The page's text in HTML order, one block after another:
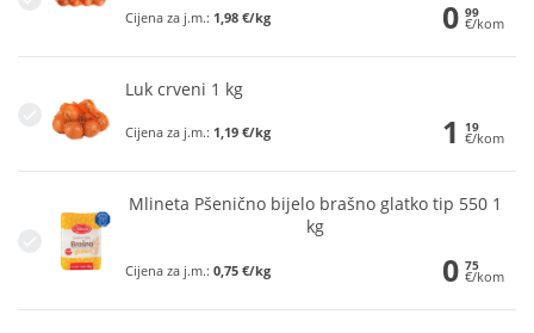
Cijena za j.m.: 1,98 €/kg 0 99
€/kom
Luk crveni 1 kg
Cijena za j.m.: 1,19 €/kg 1 19
€/kom
Mlineta Pšenično bijelo brašno glatko tip 550 1
kg
Cijena za j.m.: 0,75 €/kg 0 75
€/kom